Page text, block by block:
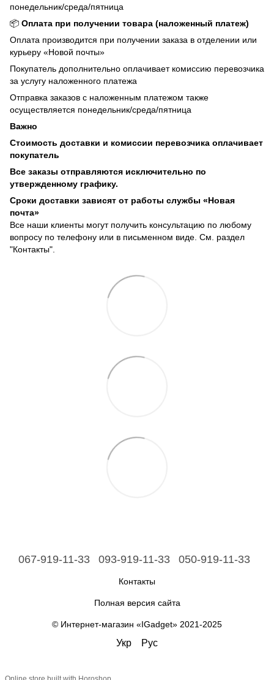
понедельник/среда/пятница
📦 Оплата при получении товара (наложенный платеж)
Оплата производится при получении заказа в отделении или
курьеру «Новой почты»
Покупатель дополнительно оплачивает комиссию перевозчика
за услугу наложенного платежа
Отправка заказов с наложенным платежом также
осуществляется понедельник/среда/пятница
Важно
Стоимость доставки и комиссии перевозчика оплачивает
покупатель
Все заказы отправляются исключительно по
утвержденному графику.
Сроки доставки зависят от работы службы «Новая
почта»
Все наши клиенты могут получить консультацию по любому
вопросу по телефону или в письменном виде. См. раздел
"Контакты".
067-919-11-33 093-919-11-33 050-919-11-33
Контакты
Полная версия сайта
© Интернет-магазин «IGadget» 2021-2025
Укр Рус